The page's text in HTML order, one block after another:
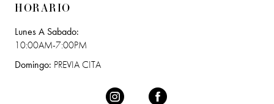
HORARIO
Lunes A Sabado:
10:00AM-7:00PM
Domingo: PREVIA CITA